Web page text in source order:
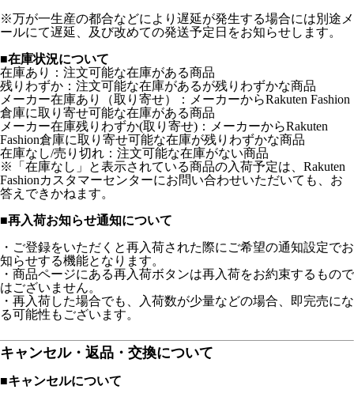
※万が一生産の都合などにより遅延が発生する場合には別途メ
ールにて遅延、及び改めての発送予定日をお知らせします。
■在庫状況について
在庫あり：注文可能な在庫がある商品
残りわずか：注文可能な在庫があるが残りわずかな商品
メーカー在庫あり（取り寄せ）：メーカーからRakuten Fashion
倉庫に取り寄せ可能な在庫がある商品
メーカー在庫残りわずか(取り寄せ)：メーカーからRakuten
Fashion倉庫に取り寄せ可能な在庫が残りわずかな商品
在庫なし/売り切れ：注文可能な在庫がない商品
※「在庫なし」と表示されている商品の入荷予定は、Rakuten
Fashionカスタマーセンターにお問い合わせいただいても、お
答えできかねます。
■再入荷お知らせ通知について
・ご登録をいただくと再入荷された際にご希望の通知設定でお
知らせする機能となります。
・商品ページにある再入荷ボタンは再入荷をお約束するもので
はございません。
・再入荷した場合でも、入荷数が少量などの場合、即完売にな
る可能性もございます。
キャンセル・返品・交換について
■キャンセルについて